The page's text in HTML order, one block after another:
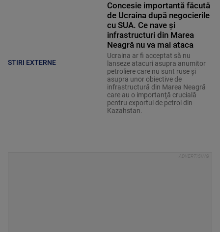
STIRI EXTERNE
Concesie importantă făcută
de Ucraina după negocierile
cu SUA. Ce nave şi
infrastructuri din Marea
Neagră nu va mai ataca
Ucraina ar fi acceptat să nu
lanseze atacuri asupra anumitor
petroliere care nu sunt ruse şi
asupra unor obiective de
infrastructură din Marea Neagră
care au o importanţă crucială
pentru exportul de petrol din
Kazahstan.